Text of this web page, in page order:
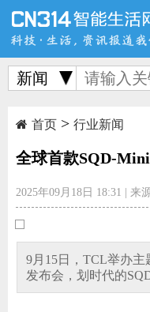
首页
新闻
首页> 行业新闻
全球首款SQD-
2025年09月18日 18:31 | 来
9月15日，TCL举办主
发布会，划时代的